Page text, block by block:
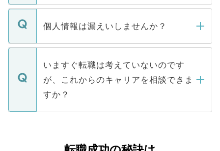
ません。
■応募殺到を避けるため 人気のある医療機
関を公にしてしまうと、応募が殺到する場
に、医療機関が求める条件に合った人材の
みを人材紹介会社に依頼するケースが増え
ています。
転職・入職を強要することは一切ありませ
ん。また、仮に応募先から内定をいただい
定を承諾する必要はありません。内定先へ
の辞退の連絡はキャリアパートナーが行い
ますので、ご安心ください。
個人情報は漏えいしませんか？
個人情報が漏えいすることはありませんの
で、ご安心ください。当サイトからの登録
などで収集したご登録者様の個人情報は、
ご本人のキャリアアップおよび転職活動の
支援を目的に使用いたします。お預かりし
ているすべての個人データはご本人の許可
は、個人情報の取り扱いについての厳密な
いますぐ転職は考えていないのです
が、これからのキャリアを相談できま
すか？
かがいして、現在の医療機関の状況や紹介